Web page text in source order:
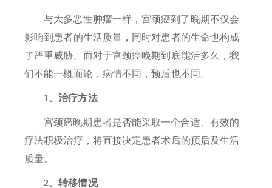
与大多恶性肿瘤一样，宫颈癌到了晚期不仅会
影响到患者的生活质量，同时对患者的生命也构成
了严重威胁。而对于宫颈癌晚期到底能活多久，我
们不能一概而论，病情不同，预后也不同。
1、治疗方法
宫颈癌晚期患者是否能采取一个合适、有效的
疗法积极治疗，将直接决定患者术后的预后及生活
质量。
2、转移情况